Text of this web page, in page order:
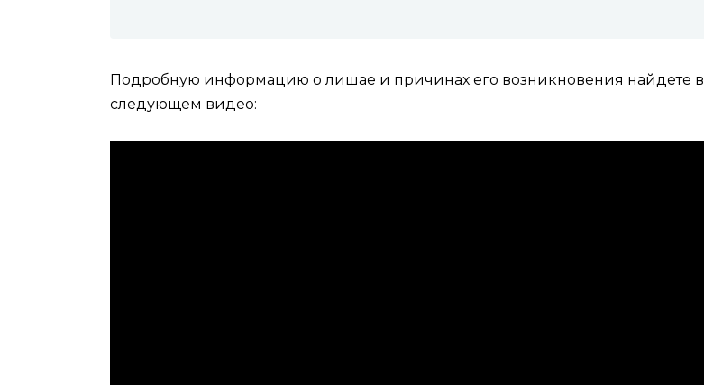
Подробную информацию о лишае и причинах его возникновения найдете в
следующем видео: